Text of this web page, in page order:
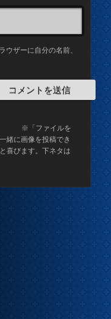
ウザーに自分の名前、
※「ファイルを
緒に画像を投稿でき
喜びます。下ネタは